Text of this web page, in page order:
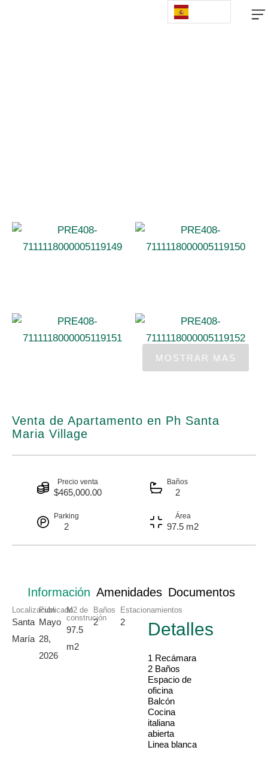
Venta de Apartamento en Ph Santa
Maria Village
Precio venta
$465,000.00
Baños
2
Parking
2
Área
97.5 m2
Información Amenidades Documentos
Localización
Santa
María
Publicado
Mayo
28,
2026
M2 de
construción
97.5
m2
Baños
2
Estacionamientos
2 Detalles
1 Recámara
2 Baños
Espacio de
oficina
Balcón
Cocina
italiana
abierta
Linea blanca